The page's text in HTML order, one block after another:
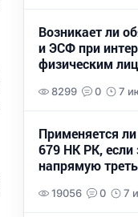
Возникает ли
и ЭСФ при
физическим
8299 0 7
Применяется
679 НК РК, если
напрямую
19056 0 7